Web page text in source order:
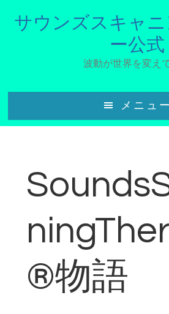
サウンズスキャ
ー公式
波動が世界を変え
メニュー
®物語